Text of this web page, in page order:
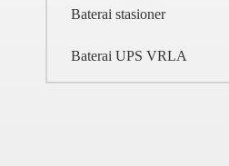
Baterai stasioner
Baterai UPS VRLA